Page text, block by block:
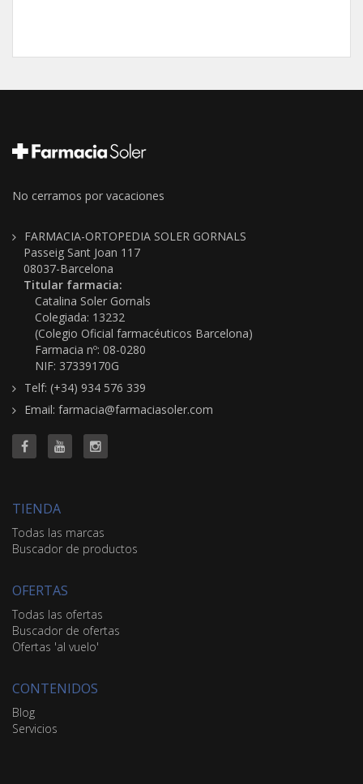
No cerramos por vacaciones
FARMACIA-ORTOPEDIA SOLER GORNALS
Passeig Sant Joan 117
08037-Barcelona
Titular farmacia:
Catalina Soler Gornals
Colegiada: 13232
(Colegio Oficial farmacéuticos Barcelona)
Farmacia nº: 08-0280
NIF: 37339170G
Telf: (+34) 934 576 339
Email: farmacia@farmaciasoler.com
TIENDA
Todas las marcas
Buscador de productos
OFERTAS
Todas las ofertas
Buscador de ofertas
Ofertas 'al vuelo'
CONTENIDOS
Blog
Servicios